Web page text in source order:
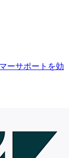
ーサポートを効